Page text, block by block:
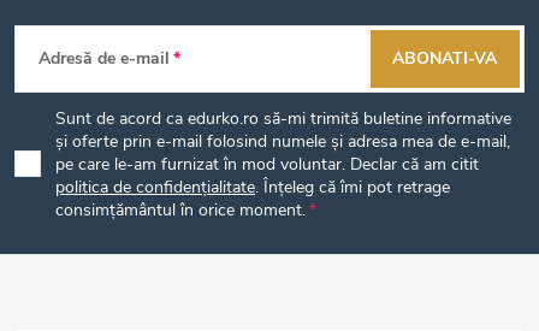
S
u
b
o
Adresă de e-mail
Sunt de acord ca edurko.ro să-mi trimită buletine informative
și oferte prin e-mail folosind numele și adresa mea de e-mail,
pe care le-am furnizat în mod voluntar. Declar că am citit
politica de confidențialitate. Înțeleg că îmi pot retrage
consimțământul în orice moment.
ABONATI-VA